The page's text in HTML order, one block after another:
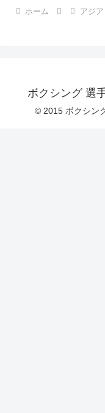
ホーム アジア
ボクシング 選
© 2015 ボクシン